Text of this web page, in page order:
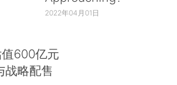
2022年04月01日
600亿元
战略配售